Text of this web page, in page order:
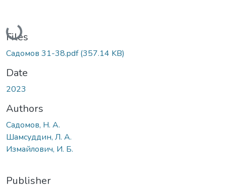
Loading...
Files
Садомов 31-38.pdf(357.14 KB)
Date
2023
Authors
Садомов, Н. А.
Шамсуддин, Л. А.
Измайлович, И. Б.
Publisher